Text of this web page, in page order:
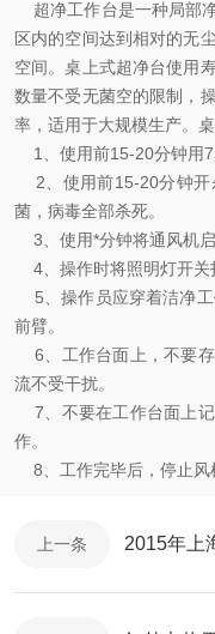
超净工作台是一种局部
区内的空间达到相对的无
空间。桌上式超净台使用
数量不受无菌空的限制，
率，适用于大规模生产。
1、使用前15-20分钟用
2、使用前15-20分钟开
菌，病毒全部杀死。
3、使用*分钟将通风机启
4、操作时将照明灯开关
5、操作员应穿着洁净工
前臂。
6、工作台面上，不要存
流不受干扰。
7、不要在工作台面上记
作。
8、工作完毕后，停止风
上一条 2015年上